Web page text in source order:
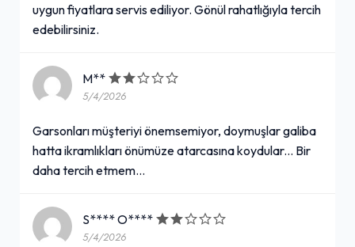
uygun fiyatlara servis ediliyor. Gönül rahatlığıyla tercih
edebilirsiniz.
M**
5/4/2026
Garsonları müşteriyi önemsemiyor, doymuşlar galiba
hatta ikramlıkları önümüze atarcasına koydular... Bir
daha tercih etmem...
S**** O****
5/4/2026